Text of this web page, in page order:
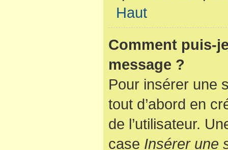
Haut
Comment puis-
message ?
Pour insérer une
tout d’abord en
de l’utilisateur.
case Insérer une